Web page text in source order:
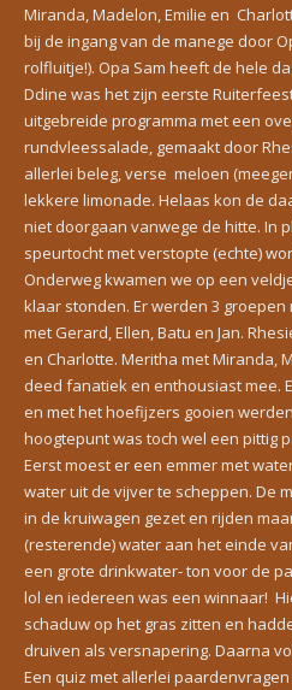
Miranda, Madelon, Emilie en
bij de ingang van de manege door
rolfluitje!). Opa Sam heeft de hele
Ddine was het zijn eerste
uitgebreide programma met een
rundvleessalade, gemaakt door
allerlei beleg, verse meloen
lekkere limonade. Helaas kon de
niet doorgaan vanwege de hitte. In
speurtocht met verstopte (echte)
Onderweg kwamen we op een
klaar stonden. Er werden 3
met Gerard, Ellen, Batu en Jan.
en Charlotte. Meritha met Miranda,
deed fanatiek en enthousiast mee.
en met het hoefijzers gooien
hoogtepunt was toch wel een pittig
Eerst moest er een emmer met
water uit de vijver te scheppen. De
in de kruiwagen gezet en rijden
(resterende) water aan het einde
een grote drinkwater- ton voor de
lol en iedereen was een winnaar!
schaduw op het gras zitten en
druiven als versnapering. Daarna
Een quiz met allerlei